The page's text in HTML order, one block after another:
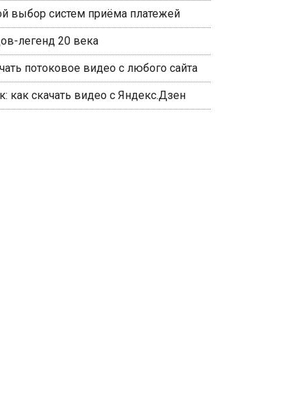
выбор систем приёма платежей
легенд 20 века
потоковое видео с любого сайта
как скачать видео с Яндекс.Дзен